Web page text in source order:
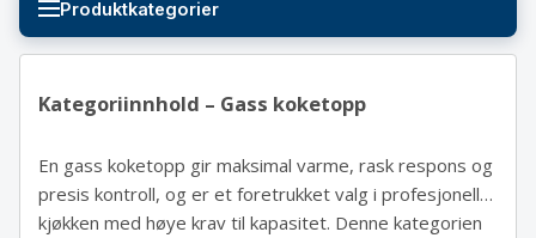
Produktkategorier
Kategoriinnhold – Gass koketopp
En gass koketopp gir maksimal varme, rask respons og
presis kontroll, og er et foretrukket valg i profesjonelle
kjøkken med høye krav til kapasitet. Denne kategorien